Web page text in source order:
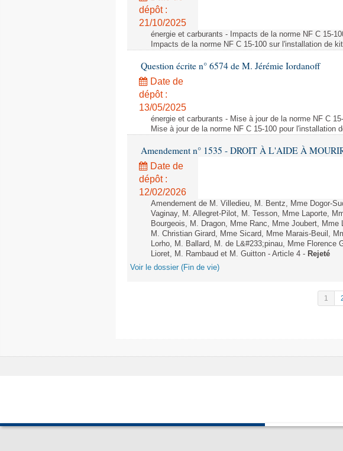
dépôt :
21/10/2025
énergie et carburants - Impacts de la norme NF C 15-
Impacts de la norme NF C 15-100 sur l'installation de
Question écrite n° 6574 de M. Jérémie Iordanoff
Date de
dépôt :
13/05/2025
énergie et carburants - Mise à jour de la norme NF C
Mise à jour de la norme NF C 15-100 pour l'installation
Amendement n° 1535 - DROIT À L'AIDE À
Date de
dépôt :
12/02/2026
Amendement de M. Villedieu, M. Bentz, Mme Dogor-
Vaginay, M. Allegret-Pilot, M. Tesson, Mme Laporte,
Bourgeois, M. Dragon, Mme Ranc, Mme Joubert,
M. Christian Girard, Mme Sicard, Mme Marais-Beuil,
Lorho, M. Ballard, M. de L&#233;pinau, Mme
Lioret, M. Rambaud et M. Guitton - Article 4 - Rejeté
Voir le dossier (Fin de vie)
1